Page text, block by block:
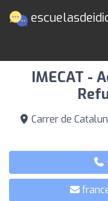
Escuelas de
IMECAT -
Carrer de